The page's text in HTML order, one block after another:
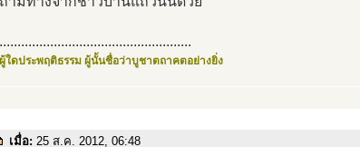
.....................................................
ผู้ใดประพฤติธรรม ผู้นั้นชื่อว่าบูชาตถาคตอย่างยิ่ง
เมื่อ: 25 ส.ค. 2012, 06:48